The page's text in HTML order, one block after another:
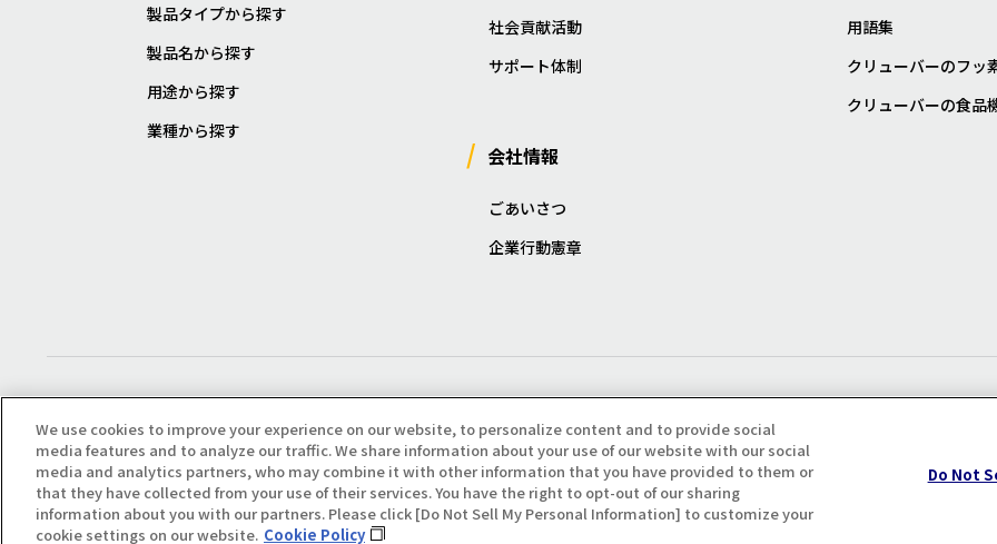
製品タイプから探す
製品名から探す
用途から探す
業種から探す
社会貢献活動
サポート体制
会社情報
ごあいさつ
企業行動憲章
用語集
クリューバーのフッ
クリューバーの食品
プライバシー・クッキーポリシ
Copyright(C) All Right Reserved. Producted by NOK KLÜBER CO., LTD.
We use cookies to improve your experience on our website, to personalize content and to provide social
media features and to analyze our traffic. We share information about your use of our website with our social
media and analytics partners, who may combine it with other information that you have provided to them or
that they have collected from your use of their services. You have the right to opt-out of our sharing
information about you with our partners. Please click [Do Not Sell My Personal Information] to customize your
cookie settings on our website. Cookie Policy
Do Not